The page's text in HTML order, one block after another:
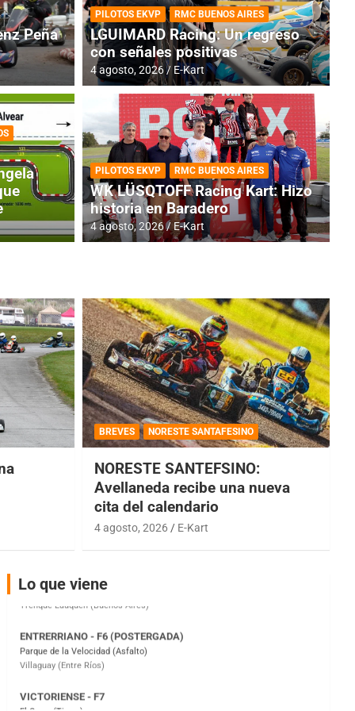
Horarios para la
Peña
PILOTOS EKVP RMC BUENOS AIRES
LGUIMARD Racing: Un regreso
con señales positivas
4 agosto, 2026 E-Kart
PILOTOS EKVP RMC BUENOS AIRES
WK LÜSQTOFF Racing Kart: Hizo
historia en Baradero
4 agosto, 2026 E-Kart
BREVES NORESTE SANTAFESINO
NORESTE SANTEFSINO:
Avellaneda recibe una nueva
cita del calendario
4 agosto, 2026 E-Kart
Lo que viene
COBERTURA ESPECIAL DE E-KART.COM.AR
08/09-AGO
IAME SERIES ARGENTINA 6
Ramiro Tot (Asfalto)
Baradero (Buenos Aires)
Ciudad de Trenque Lauquen (Asfalto)
Trenque Lauquen (Buenos Aires)
Parque de la Velocidad (Asfalto)
El Cerro (Tierra)
Victoria (Entre Ríos)
Moto Club Reginense (Tierra)